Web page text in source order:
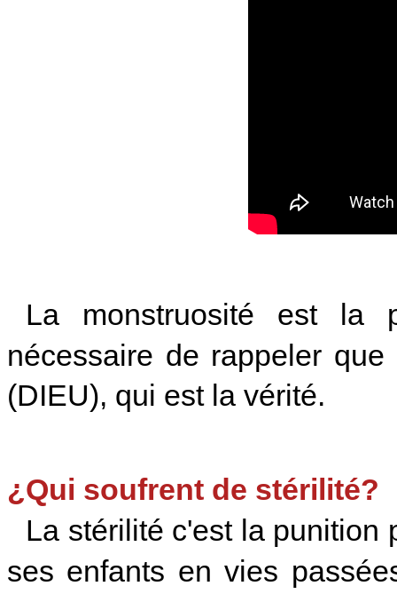
La monstruosité est la
nécessaire de rappeler
(DIEU), qui est la vérité.
¿Qui soufrent de stérilité?
La stérilité c'est la punition
ses enfants en vies